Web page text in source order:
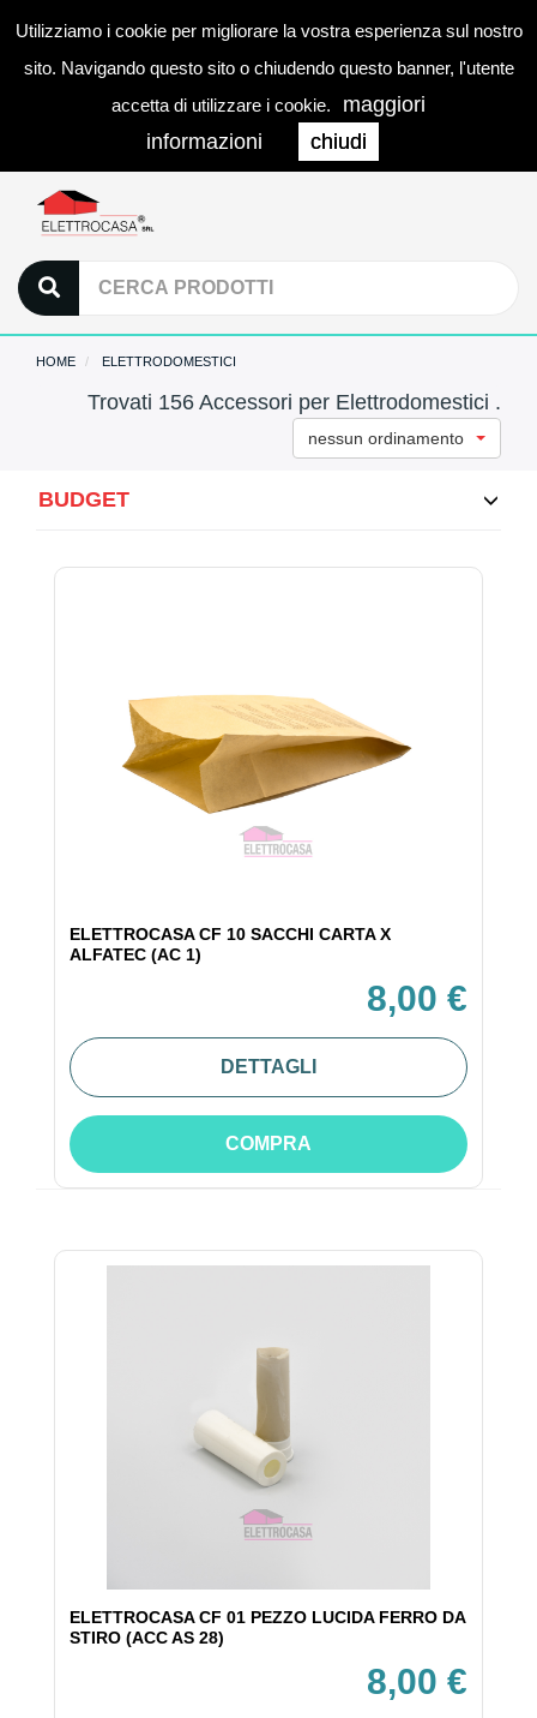
Utilizziamo i cookie per migliorare la vostra esperienza sul nostro
sito. Navigando questo sito o chiudendo questo banner, l'utente
accetta di utilizzare i cookie.
maggiori
informazioni
chiudi
0
HOME ELETTRODOMESTICI
Trovati 156 Accessori per Elettrodomestici .
nessun ordinamento
BUDGET
ELETTROCASA CF 10 SACCHI CARTA X
ALFATEC (AC 1)
8,00 €
DETTAGLI
COMPRA
ELETTROCASA CF 01 PEZZO LUCIDA FERRO DA
STIRO (ACC AS 28)
8,00 €